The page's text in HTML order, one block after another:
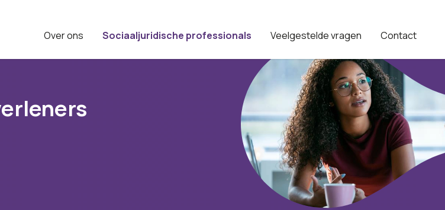
Over ons Sociaaljuridische professionals Veelgestelde vragen Contact